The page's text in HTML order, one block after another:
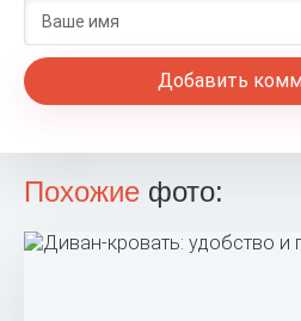
Добавить
Похожие фото: